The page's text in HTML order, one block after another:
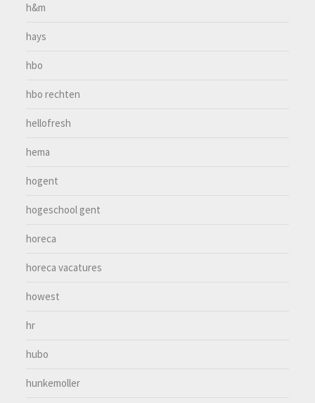
h&m
hays
hbo
hbo rechten
hellofresh
hema
hogent
hogeschool gent
horeca
horeca vacatures
howest
hr
hubo
hunkemoller